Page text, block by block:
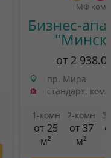
МФ
Бизнес-
от 2
пр. Мира
стандарт,
1-комн
от 25
м²
2-комн
от 37
м²